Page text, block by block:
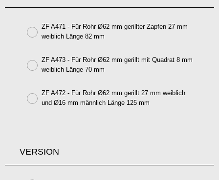
ZF A471 - Für Rohr Ø62 mm gerillter Zapfen 27 mm
weiblich Länge 82 mm
ZF A473 - Für Rohr Ø62 mm gerillt mit Quadrat 8 mm
weiblich Länge 70 mm
ZF A472 - Für Rohr Ø62 mm gerillt 27 mm weiblich
und Ø16 mm männlich Länge 125 mm
VERSION